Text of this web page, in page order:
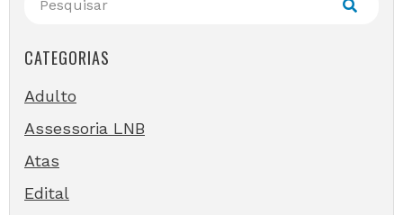
CATEGORIAS
Adulto
Assessoria LNB
Atas
Edital